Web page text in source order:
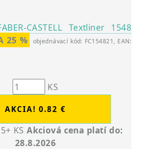
CASTELL Textliner 1548
25 %
objednávací kód: FC154821, EAN:
KS
KSAkciová cena platí do:
28.8.2026